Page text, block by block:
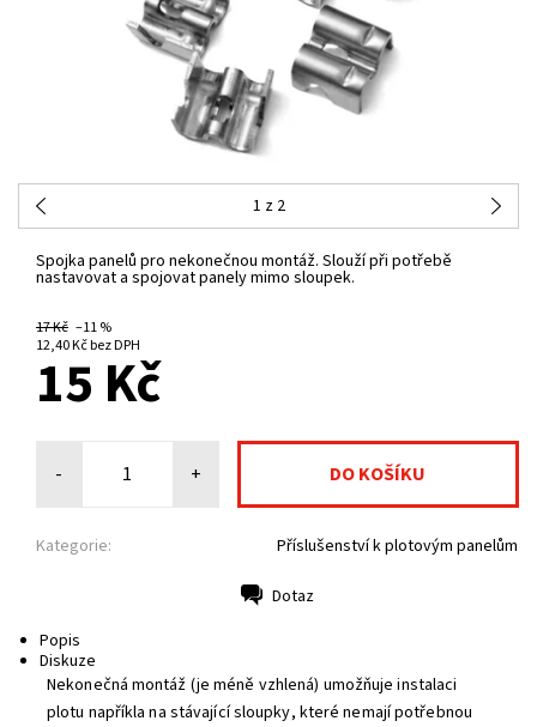
1 z 2
Spojka panelů pro nekonečnou montáž. Slouží při potřebě
nastavovat a spojovat panely mimo sloupek.
17 Kč –11 %
12,40 Kč bez DPH
15 Kč
- +
Kategorie: Příslušenství k plotovým panelům
Dotaz
Popis
Diskuze
Nekonečná montáž (je méně vzhlená) umožňuje instalaci
plotu napříkla na stávající sloupky, které nemají potřebnou